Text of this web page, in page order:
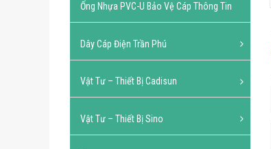
Ống Nhựa PVC-U Bảo Vệ Cáp Thông Tin
Dây Cáp Điện Trần Phú
Vật Tư – Thiết Bị Cadisun
Vật Tư – Thiết Bị Sino